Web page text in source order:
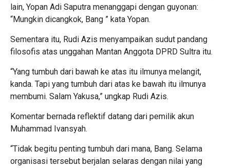
lain, Yopan Adi Saputra menanggapi dengan guyonan:
“Mungkin dicangkok, Bang ” kata Yopan.
Sementara itu, Rudi Azis menyampaikan sudut pandang
filosofis atas unggahan Mantan Anggota DPRD Sultra itu.
“Yang tumbuh dari bawah ke atas itu ilmunya melangit,
kanda. Tapi yang tumbuh dari atas ke bawah itu ilmunya
membumi. Salam Yakusa,” ungkap Rudi Azis.
Komentar bernada reflektif datang dari pemilik akun
Muhammad Ivansyah.
“Tidak begitu penting tumbuh dari mana, Bang. Selama
organisasi tersebut berjalan selaras dengan nilai yang